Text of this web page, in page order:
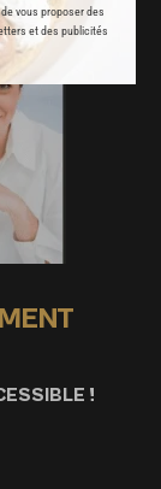
vous proposer des
et des publicités
!